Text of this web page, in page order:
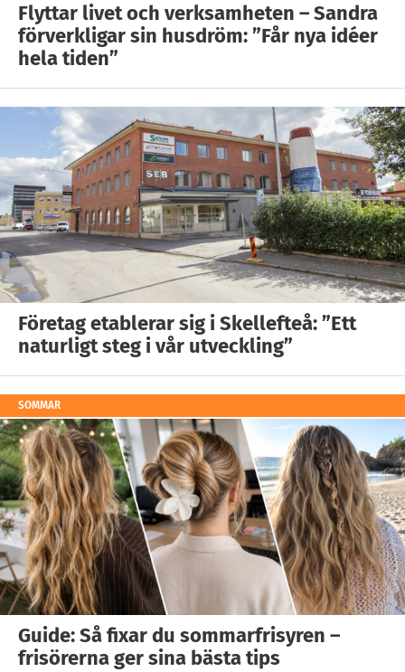
Flyttar livet och verksamheten – Sandra
förverkligar sin husdröm: ”Får nya idéer
hela tiden”
Företag etablerar sig i Skellefteå: ”Ett
naturligt steg i vår utveckling”
SOMMAR
Guide: Så fixar du sommarfrisyren –
frisörerna ger sina bästa tips